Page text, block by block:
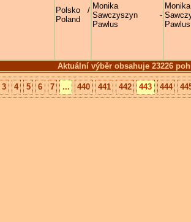
Aktuální výběr obsahuje 23226
Polsko /
Poland
Monika
Sawczyszyn -
Pawlus
Monika
Pawlus
3 4 5 6 7 ... 440 441 442 443 444